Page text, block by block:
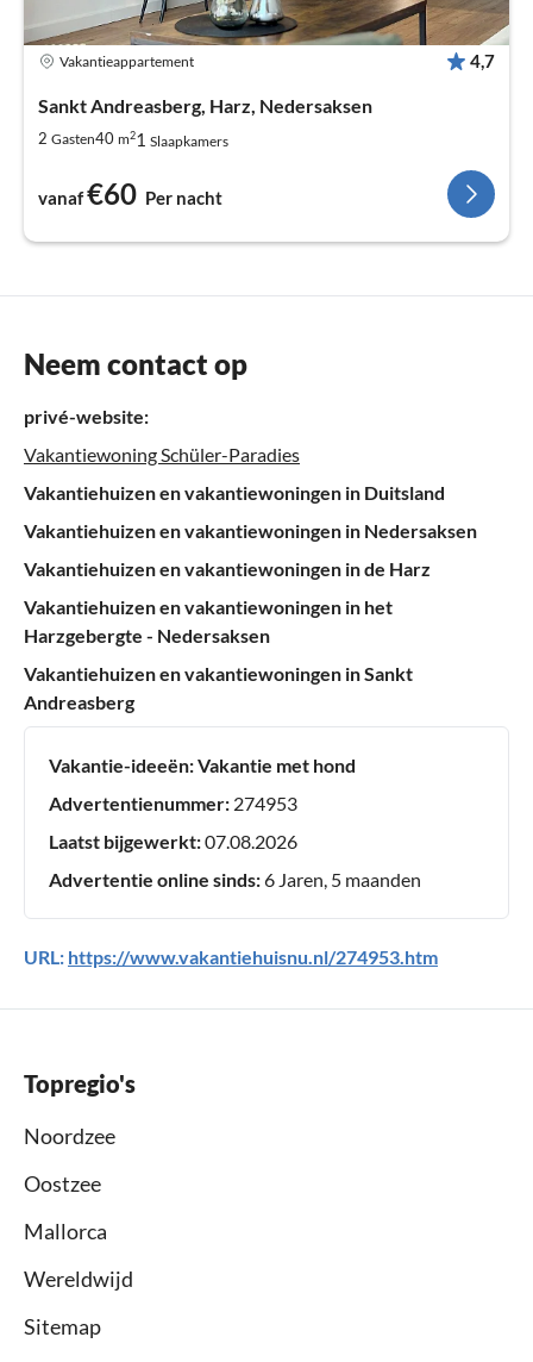
Vakantieappartement 4,7
Sankt Andreasberg, Harz, Nedersaksen
2 Gasten40 m21 Slaapkamers
vanaf€60 Per nacht
Neem contact op
privé-website:
Vakantiewoning Schüler-Paradies
Vakantiehuizen en vakantiewoningen in Duitsland
Vakantiehuizen en vakantiewoningen in Nedersaksen
Vakantiehuizen en vakantiewoningen in de Harz
Vakantiehuizen en vakantiewoningen in het
Harzgebergte - Nedersaksen
Vakantiehuizen en vakantiewoningen in Sankt
Andreasberg
Vakantie-ideeën:Vakantie met hond
Advertentienummer: 274953
Laatst bijgewerkt:07.08.2026
Advertentie online sinds:6 Jaren, 5 maanden
URL: https://www.vakantiehuisnu.nl/274953.htm
Topregio's
Noordzee
Oostzee
Mallorca
Wereldwijd
Sitemap